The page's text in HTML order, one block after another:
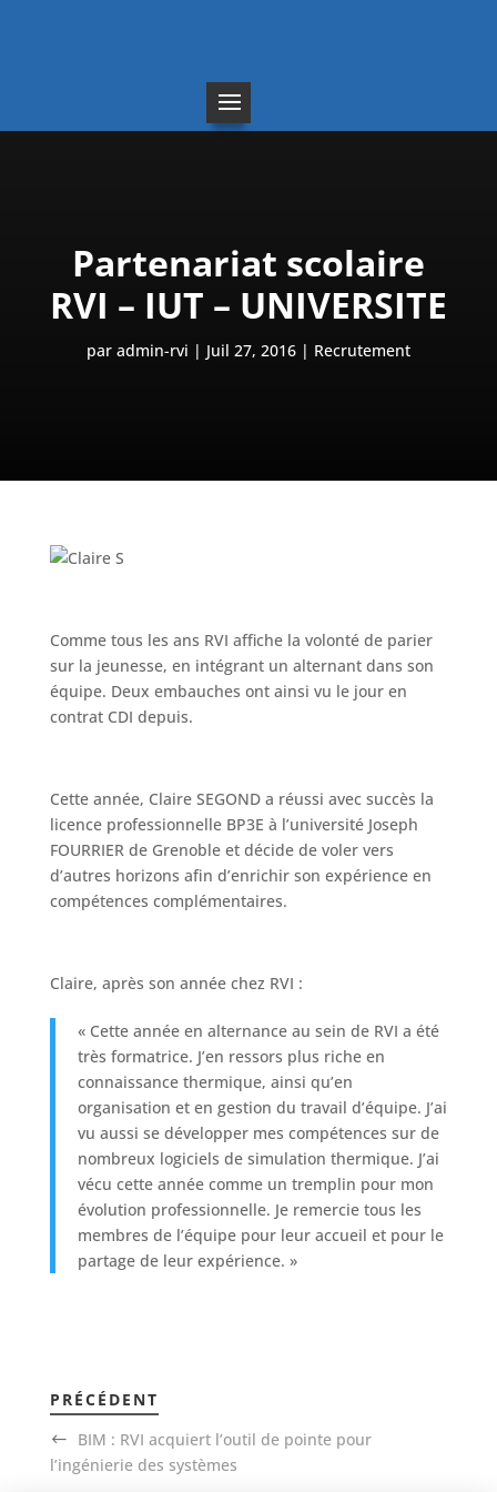
Partenariat scolaire
RVI – IUT – UNIVERSITE
par admin-rvi Juil 27, 2016 Recrutement
Comme tous les ans RVI affiche la volonté de parier
sur la jeunesse, en intégrant un alternant dans son
équipe. Deux embauches ont ainsi vu le jour en
contrat CDI depuis.
Cette année, Claire SEGOND a réussi avec succès la
licence professionnelle BP3E à l’université Joseph
FOURRIER de Grenoble et décide de voler vers
d’autres horizons afin d’enrichir son expérience en
compétences complémentaires.
Claire, après son année chez RVI :
« Cette année en alternance au sein de RVI a été
très formatrice. J’en ressors plus riche en
connaissance thermique, ainsi qu’en
organisation et en gestion du travail d’équipe. J’ai
vu aussi se développer mes compétences sur de
nombreux logiciels de simulation thermique. J’ai
vécu cette année comme un tremplin pour mon
évolution professionnelle. Je remercie tous les
membres de l’équipe pour leur accueil et pour le
partage de leur expérience. »
PRÉCÉDENT
BIM : RVI acquiert l’outil de pointe pour
l’ingénierie des systèmes